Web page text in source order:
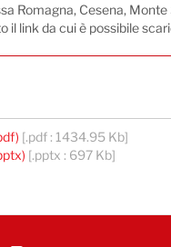
Cesena, Monte
il link da cui è possibile
[.pdf : 1434.95 Kb]
[.pptx : 697 Kb]